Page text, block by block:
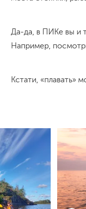
Да-да, в ПИКе вы и
Например,
Кстати, «плавать»